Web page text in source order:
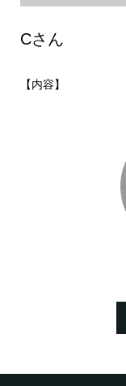
Cさん
【内容】